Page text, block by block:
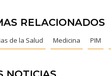
RELACIONADOS
de la Salud Medicina PIM